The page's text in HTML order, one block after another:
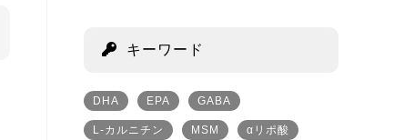
キーワード
DHA EPA GABA
L-カルニチン MSM αリポ酸